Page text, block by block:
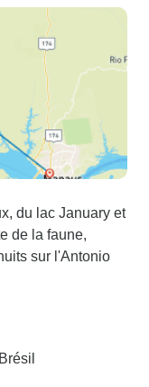
du lac January et
de la faune,
sur l'Antonio
Brésil